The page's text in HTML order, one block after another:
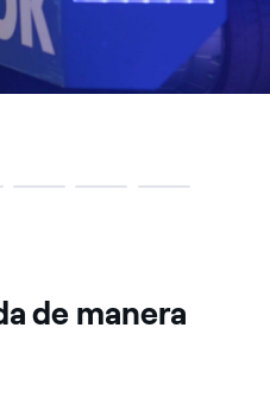
de manera